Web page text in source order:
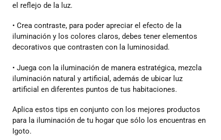
el reflejo de la luz.
• Crea contraste, para poder apreciar el efecto de la
iluminación y los colores claros, debes tener elementos
decorativos que contrasten con la luminosidad.
• Juega con la iluminación de manera estratégica, mezcla
iluminación natural y artificial, además de ubicar luz
artificial en diferentes puntos de tus habitaciones.
Aplica estos tips en conjunto con los mejores productos
para la iluminación de tu hogar que sólo los encuentras en
Igoto.